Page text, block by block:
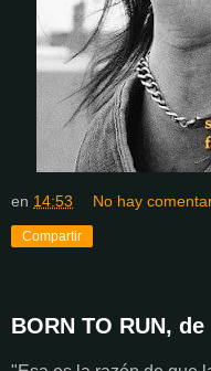
en 14:53 No hay
Compartir
BORN TO RUN,